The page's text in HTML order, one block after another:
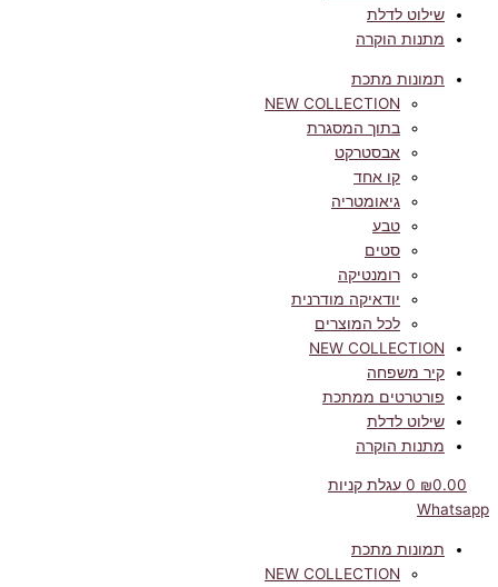
שילוט לדלת
מתנות הוקרה
תמונות מתכת
NEW COLLECTION
בתוך המסגרת
אבסטרקט
קו אחד
גיאומטריה
טבע
סטים
רומנטיקה
יודאיקה מודרנית
לכל המוצרים
NEW COLLECTION
קיר משפחה
פורטרטים ממתכת
שילוט לדלת
מתנות הוקרה
₪0.00
0
עגלת קניות
Whatsapp
תמונות מתכת
NEW COLLECTION